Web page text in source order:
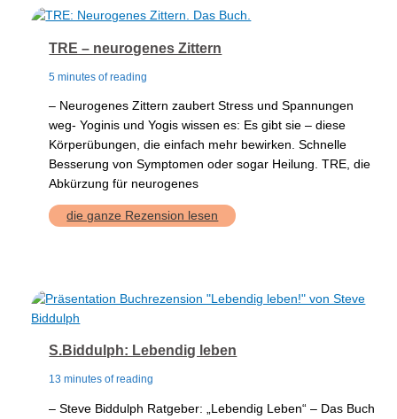
TRE – neurogenes Zittern
5 minutes of reading
– Neurogenes Zittern zaubert Stress und Spannungen
weg- Yoginis und Yogis wissen es: Es gibt sie – diese
Körperübungen, die einfach mehr bewirken. Schnelle
Besserung von Symptomen oder sogar Heilung. TRE, die
Abkürzung für neurogenes
TRE
–
die ganze Rezension lesen
S.Biddulph: Lebendig leben
13 minutes of reading
– Steve Biddulph Ratgeber: „Lebendig Leben“ – Das Buch